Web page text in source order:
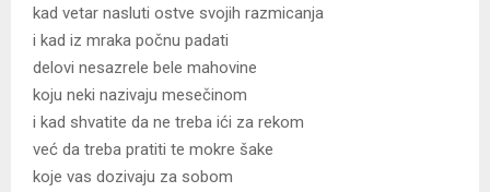
kad vetar nasluti ostve svojih razmicanja
i kad iz mraka počnu padati
delovi nesazrele bele mahovine
koju neki nazivaju mesečinom
i kad shvatite da ne treba ići za rekom
već da treba pratiti te mokre šake
koje vas dozivaju za sobom